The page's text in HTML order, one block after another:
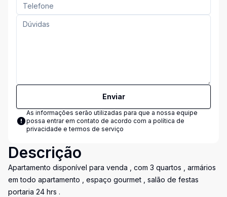
Enviar
As informações serão utilizadas para que a nossa equipe
possa entrar em contato de acordo com a política de
privacidade e termos de serviço
Descrição
Apartamento disponível para venda , com 3 quartos , armários
em todo apartamento , espaço gourmet , salão de festas
portaria 24 hrs .